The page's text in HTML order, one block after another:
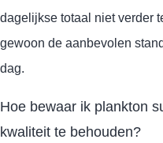
dagelijkse totaal niet verder
gewoon de aanbevolen
dag.
Hoe bewaar ik plankton
kwaliteit te behouden?